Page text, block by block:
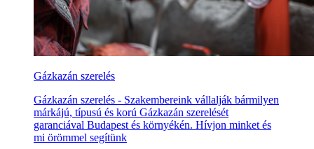
Gázkazán szerelés
Gázkazán szerelés - Szakembereink vállalják bármilyen
márkájú, típusú és korú Gázkazán szerelését
garanciával Budapest és környékén. Hívjon minket és
mi örömmel segítünk